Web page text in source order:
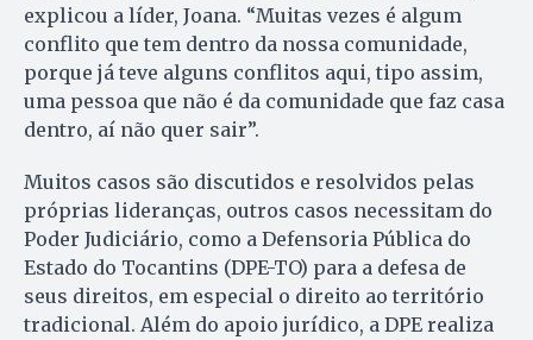
explicou a líder, Joana. “Muitas vezes é algum
conflito que tem dentro da nossa comunidade,
porque já teve alguns conflitos aqui, tipo assim,
uma pessoa que não é da comunidade que faz casa
dentro, aí não quer sair”.
Muitos casos são discutidos e resolvidos pelas
próprias lideranças, outros casos necessitam do
Poder Judiciário, como a Defensoria Pública do
Estado do Tocantins (DPE-TO) para a defesa de
seus direitos, em especial o direito ao território
tradicional. Além do apoio jurídico, a DPE realiza